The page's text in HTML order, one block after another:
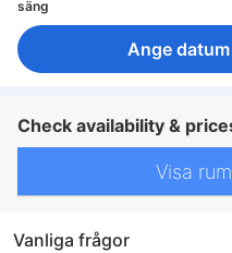
säng
Ange
Check availability &
Visa
Vanliga frågor